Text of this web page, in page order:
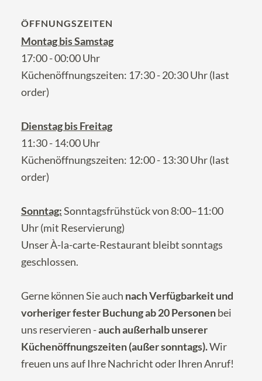
ÖFFNUNGSZEITEN
Montag bis Samstag
17:00 - 00:00 Uhr
Küchenöffnungszeiten: 17:30 - 20:30 Uhr (last
order)
Dienstag bis Freitag
11:30 - 14:00 Uhr
Küchenöffnungszeiten: 12:00 - 13:30 Uhr (last
order)
Sonntag:Sonntagsfrühstück von 8:00–11:00
Uhr (mit Reservierung)
Unser À-la-carte-Restaurant bleibt sonntags
geschlossen.
Gerne können Sie auch nach Verfügbarkeit und
vorheriger fester Buchung ab 20 Personenbei
uns reservieren -auch außerhalb unserer
Küchenöffnungszeiten (außer sonntags).Wir
freuen uns auf IhreNachrichtoder Ihren Anruf!